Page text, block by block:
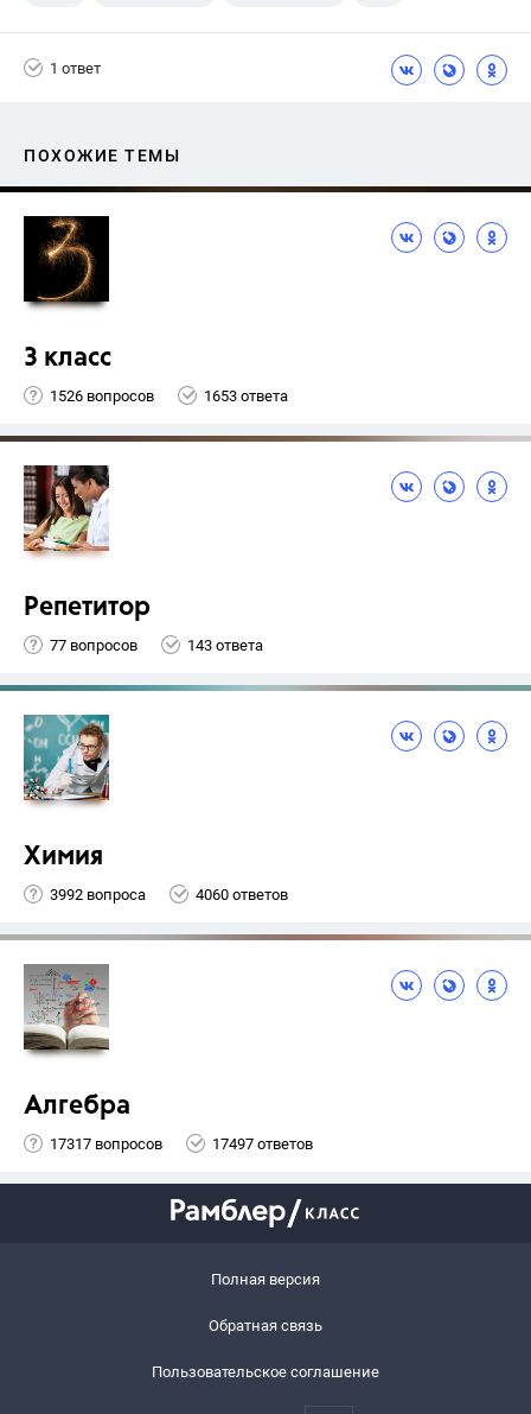
1 ответ
ПОХОЖИЕ ТЕМЫ
3 класс
1526 вопросов 1653 ответа
Репетитор
77 вопросов 143 ответа
Химия
3992 вопроса 4060 ответов
Алгебра
17317 вопросов 17497 ответов
Полная версия
Обратная связь
Пользовательское соглашение